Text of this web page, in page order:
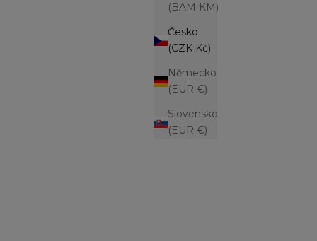
(BAM КМ)
Česko
(CZK Kč)
Německo
(EUR €)
Slovensko
(EUR €)